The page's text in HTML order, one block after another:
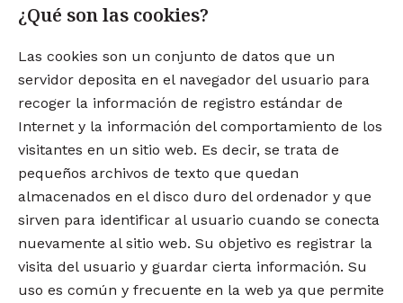
¿Qué son las cookies?
Las cookies son un conjunto de datos que un
servidor deposita en el navegador del usuario para
recoger la información de registro estándar de
Internet y la información del comportamiento de los
visitantes en un sitio web. Es decir, se trata de
pequeños archivos de texto que quedan
almacenados en el disco duro del ordenador y que
sirven para identificar al usuario cuando se conecta
nuevamente al sitio web. Su objetivo es registrar la
visita del usuario y guardar cierta información. Su
uso es común y frecuente en la web ya que permite